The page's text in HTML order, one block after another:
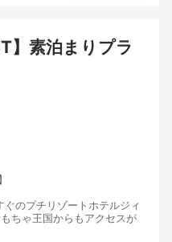
】素泊まりプラ
のプチリゾートホテルジィ
ちゃ王国からもアクセスが